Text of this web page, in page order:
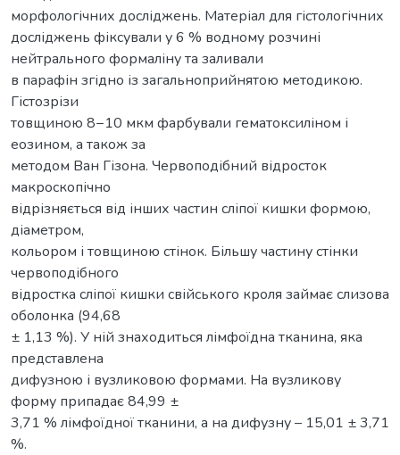
морфологічних досліджень. Матеріал для гістологічних
досліджень фіксували у 6 % водному розчині
нейтрального формаліну та заливали
в парафін згідно із загальноприйнятою методикою.
Гістозрізи
товщиною 8−10 мкм фарбували гематоксиліном і
еозином, а також за
методом Ван Гізона. Червоподібний відросток
макроскопічно
відрізняється від інших частин сліпої кишки формою,
діаметром,
кольором і товщиною стінок. Більшу частину стінки
червоподібного
відростка сліпої кишки свійського кроля займає слизова
оболонка (94,68
± 1,13 %). У ній знаходиться лімфоїдна тканина, яка
представлена
дифузною і вузликовою формами. На вузликову
форму припадає 84,99 ±
3,71 % лімфоїдної тканини, а на дифузну – 15,01 ± 3,71
%.